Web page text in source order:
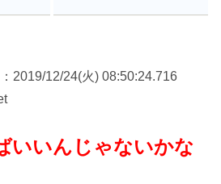
：2019/12/24(火) 08:50:24.716
いいんじゃないかな